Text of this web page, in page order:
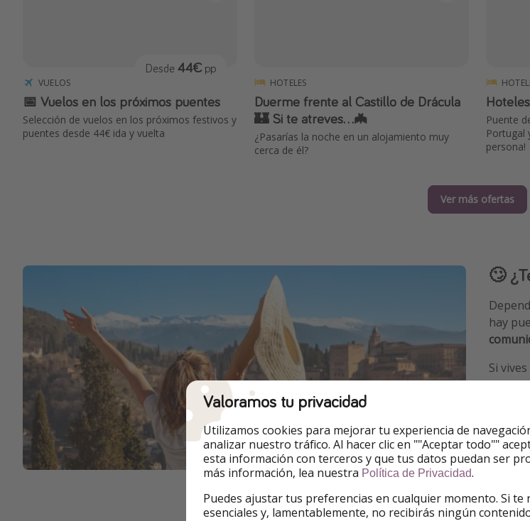
VUELOS
📅 Vuelos en los próximos puentes
Selección de vuelos en los próximos festivos y
puentes desde 44€ ida y vuelta
Desde 44€ pp
HOTELES
Duerme frente al Castillo de Drácula
🏰 Si te atreves...🦇
¿Pasarías la noche en un alojamiento muy
cerca de él?
Puente
Portugal
persona!
Ver más ofertas
🙄
hay
Si
de
Valoramos tu privacidad
Utilizamos cookies para mejorar tu experiencia de
analizar nuestro tráfico. Al hacer clic en ""Aceptar todo""
esta información con terceros y que tus datos puedan ser
más información, lea nuestra Política de Privacidad.
Puedes ajustar tus preferencias en cualquier momento. Si
esenciales y, lamentablemente, no recibirás ningún